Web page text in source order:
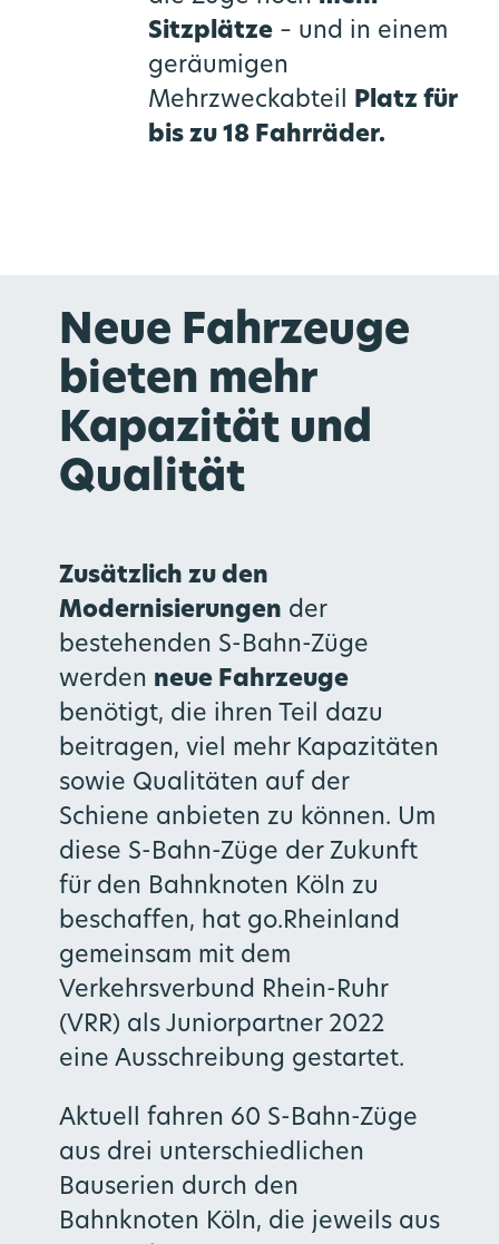
Sitzplätze – und in einem
geräumigen
Mehrzweckabteil Platz für
bis zu 18 Fahrräder.
Neue Fahrzeuge
bieten mehr
Kapazität und
Qualität
Zusätzlich zu den
Modernisierungen der
bestehenden S-Bahn-Züge
werden neue Fahrzeuge
benötigt, die ihren Teil dazu
beitragen, viel mehr Kapazitäten
sowie Qualitäten auf der
Schiene anbieten zu können. Um
diese S-Bahn-Züge der Zukunft
für den Bahnknoten Köln zu
beschaffen, hat go.Rheinland
gemeinsam mit dem
Verkehrsverbund Rhein-Ruhr
(VRR) als Juniorpartner 2022
eine Ausschreibung gestartet.
Aktuell fahren 60 S-Bahn-Züge
aus drei unterschiedlichen
Bauserien durch den
Bahnknoten Köln, die jeweils aus